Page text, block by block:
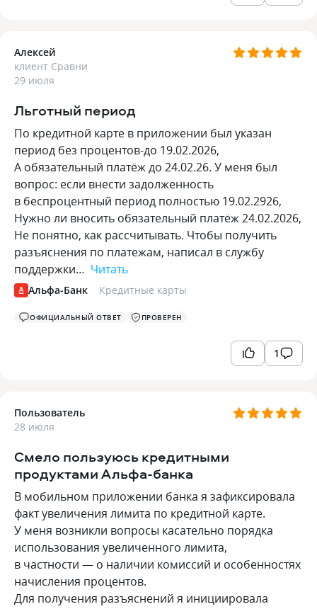
Алексей
клиент Сравни
29 июля
Льготный период
По кредитной карте в приложении был указан
период без процентов-до 19.02.2026,
А обязательный платёж до 24.02.26. У меня был
вопрос: если внести задолженность
в беспроцентный период полностью 19.02.2926,
Нужно ли вносить обязательный платёж 24.02.2026,
Не понятно, как рассчитывать. Чтобы получить
разъяснения по платежам, написал в службу
поддержки… Читать
Альфа-Банк Кредитные карты
ОФИЦИАЛЬНЫЙ ОТВЕТ ПРОВЕРЕН
1
Пользователь
28 июля
Смело пользуюсь кредитными
продуктами Альфа-банка
В мобильном приложении банка я зафиксировала
факт увеличения лимита по кредитной карте.
У меня возникли вопросы касательно порядка
использования увеличенного лимита,
в частности — о наличии комиссий и особенностях
начисления процентов.
Для получения разъяснений я инициировала